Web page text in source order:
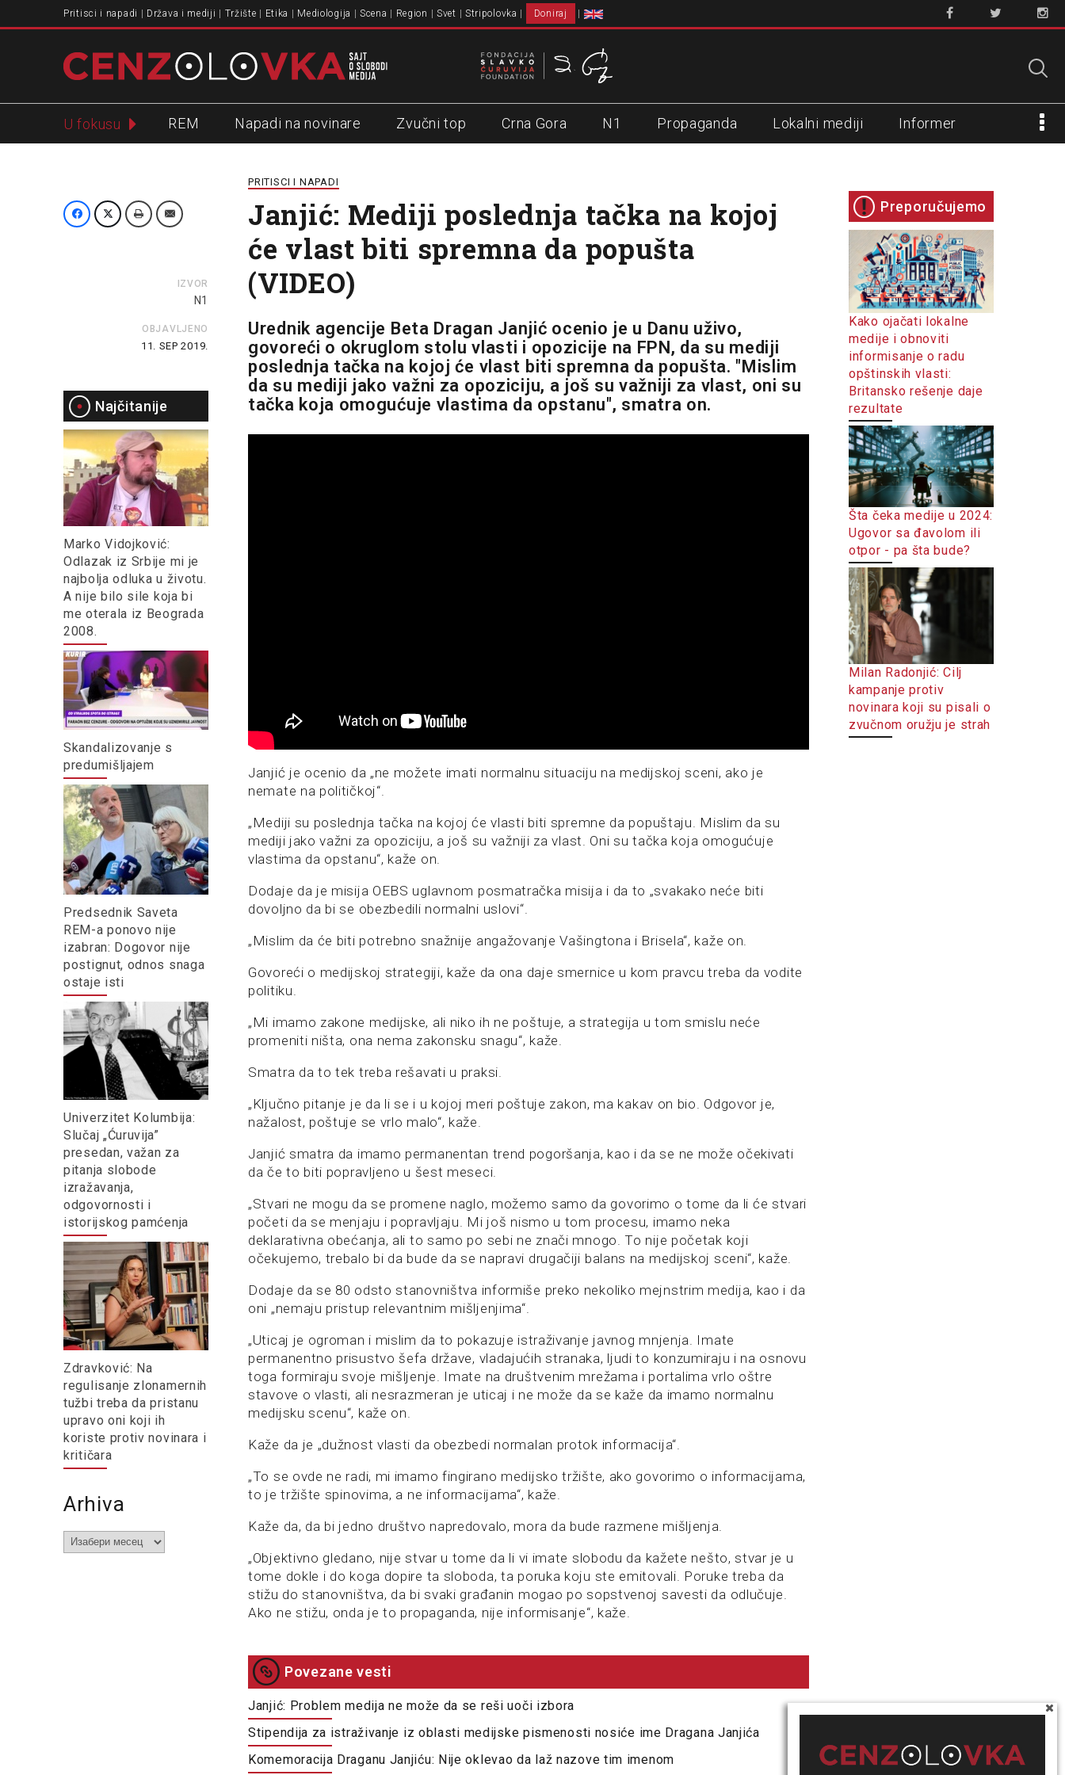
Pritisci i napadi Država i mediji Tržište Etika Mediologija Scena Region Svet Stripolovka Doniraj
U fokusu REM Napadi na novinare Zvučni top Crna Gora N1 Propaganda Lokalni mediji Informer
IZVOR
N1
OBJAVLJENO
11. SEP 2019.
Najčitanije
Marko Vidojković:
Odlazak iz Srbije mi je
najbolja odluka u životu.
A nije bilo sile koja bi
me oterala iz Beograda
2008.
Skandalizovanje s
predumišljajem
Predsednik Saveta
REM-a ponovo nije
izabran: Dogovor nije
postignut, odnos snaga
ostaje isti
Univerzitet Kolumbija:
Slučaj „Ćuruvija”
presedan, važan za
pitanja slobode
izražavanja,
odgovornosti i
istorijskog pamćenja
Zdravković: Na
regulisanje zlonamernih
tužbi treba da pristanu
upravo oni koji ih
koriste protiv novinara i
kritičara
Arhiva
Arhiva
PRITISCI I NAPADI
Janjić: Mediji poslednja tačka na kojoj
će vlast biti spremna da popušta
(VIDEO)
Urednik agencije Beta Dragan Janjić ocenio je u Danu uživo,
govoreći o okruglom stolu vlasti i opozicije na FPN, da su mediji
poslednja tačka na kojoj će vlast biti spremna da popušta. "Mislim
da su mediji jako važni za opoziciju, a još su važniji za vlast, oni su
tačka koja omogućuje vlastima da opstanu", smatra on.
Janjić je ocenio da „ne možete imati normalnu situaciju na medijskoj sceni, ako je
nemate na političkoj“.
„Mediji su poslednja tačka na kojoj će vlasti biti spremne da popuštaju. Mislim da su
mediji jako važni za opoziciju, a još su važniji za vlast. Oni su tačka koja omogućuje
vlastima da opstanu“, kaže on.
Dodaje da je misija OEBS uglavnom posmatračka misija i da to „svakako neće biti
dovoljno da bi se obezbedili normalni uslovi“.
„Mislim da će biti potrebno snažnije angažovanje Vašingtona i Brisela“, kaže on.
Govoreći o medijskoj strategiji, kaže da ona daje smernice u kom pravcu treba da vodite
politiku.
„Mi imamo zakone medijske, ali niko ih ne poštuje, a strategija u tom smislu neće
promeniti ništa, ona nema zakonsku snagu“, kaže.
Smatra da to tek treba rešavati u praksi.
„Ključno pitanje je da li se i u kojoj meri poštuje zakon, ma kakav on bio. Odgovor je,
nažalost, poštuje se vrlo malo“, kaže.
Janjić smatra da imamo permanentan trend pogoršanja, kao i da se ne može očekivati
da če to biti popravljeno u šest meseci.
„Stvari ne mogu da se promene naglo, možemo samo da govorimo o tome da li će stvari
početi da se menjaju i popravljaju. Mi još nismo u tom procesu, imamo neka
deklarativna obećanja, ali to samo po sebi ne znači mnogo. To nije početak koji
očekujemo, trebalo bi da bude da se napravi drugačiji balans na medijskoj sceni“, kaže.
Dodaje da se 80 odsto stanovništva informiše preko nekoliko mejnstrim medija, kao i da
oni „nemaju pristup relevantnim mišljenjima“.
„Uticaj je ogroman i mislim da to pokazuje istraživanje javnog mnjenja. Imate
permanentno prisustvo šefa države, vladajućih stranaka, ljudi to konzumiraju i na osnovu
toga formiraju svoje mišljenje. Imate na društvenim mrežama i portalima vrlo oštre
stavove o vlasti, ali nesrazmeran je uticaj i ne može da se kaže da imamo normalnu
medijsku scenu“, kaže on.
Kaže da je „dužnost vlasti da obezbedi normalan protok informacija“.
„To se ovde ne radi, mi imamo fingirano medijsko tržište, ako govorimo o informacijama,
to je tržište spinovima, a ne informacijama“, kaže.
Kaže da, da bi jedno društvo napredovalo, mora da bude razmene mišljenja.
„Objektivno gledano, nije stvar u tome da li vi imate slobodu da kažete nešto, stvar je u
tome dokle i do koga dopire ta sloboda, ta poruka koju ste emitovali. Poruke treba da
stižu do stanovništva, da bi svaki građanin mogao po sopstvenoj savesti da odlučuje.
Ako ne stižu, onda je to propaganda, nije informisanje“, kaže.
Povezane vesti
Janjić: Problem medija ne može da se reši uoči izbora
Stipendija za istraživanje iz oblasti medijske pismenosti nosiće ime Dragana Janjića
Komemoracija Draganu Janjiću: Nije oklevao da laž nazove tim imenom
Preporučujemo
Kako ojačati lokalne
medije i obnoviti
informisanje o radu
opštinskih vlasti:
Britansko rešenje daje
rezultate
Šta čeka medije u 2024:
Ugovor sa đavolom ili
otpor - pa šta bude?
Milan Radonjić: Cilj
kampanje protiv
novinara koji su pisali o
zvučnom oružju je strah